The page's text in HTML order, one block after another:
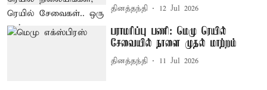
தினத்தந்தி 12 Jul 2026
பராமரிப்பு பணி: மெமு ரெயில்
சேவையில் நாளை முதல் மாற்றம்
தினத்தந்தி 11 Jul 2026